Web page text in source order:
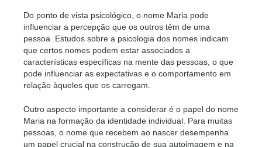
Do ponto de vista psicológico, o nome Maria pode
influenciar a percepção que os outros têm de uma
pessoa. Estudos sobre a psicologia dos nomes indicam
que certos nomes podem estar associados a
características específicas na mente das pessoas, o que
pode influenciar as expectativas e o comportamento em
relação àqueles que os carregam.
Outro aspecto importante a considerar é o papel do nome
Maria na formação da identidade individual. Para muitas
pessoas, o nome que recebem ao nascer desempenha
um papel crucial na construção de sua autoimagem e na